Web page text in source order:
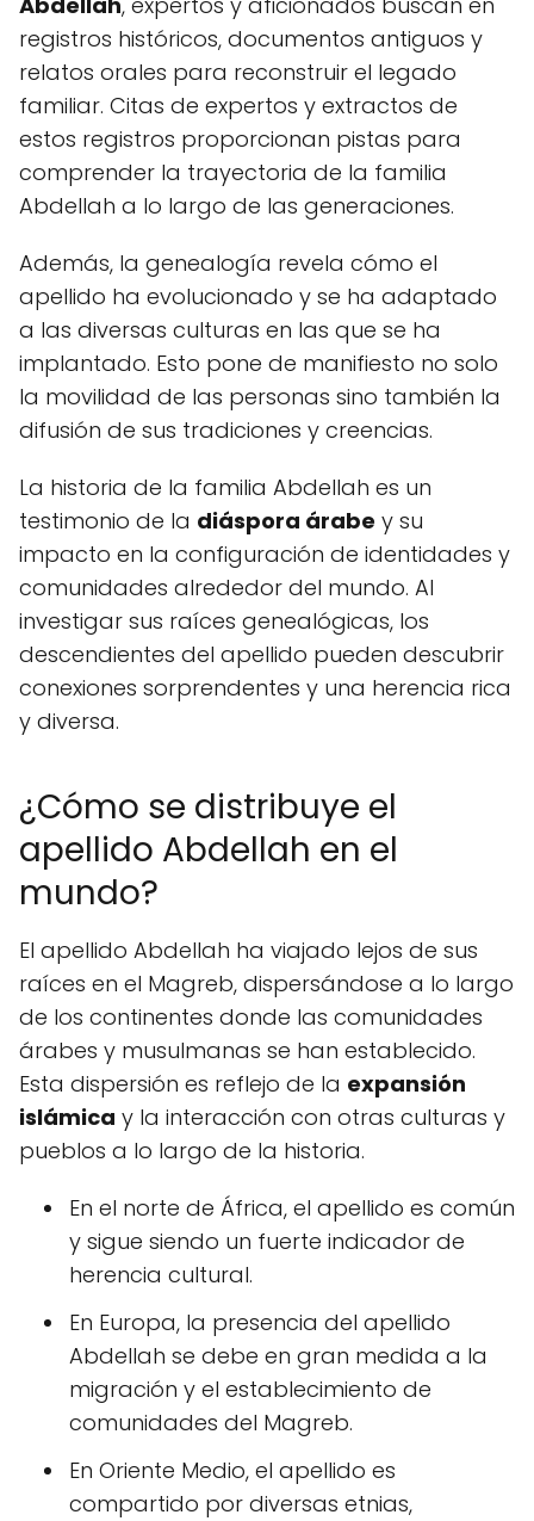
registros históricos, documentos antiguos y
relatos orales para reconstruir el legado
familiar. Citas de expertos y extractos de
estos registros proporcionan pistas para
comprender la trayectoria de la familia
Abdellah a lo largo de las generaciones.
Además, la genealogía revela cómo el
apellido ha evolucionado y se ha adaptado
a las diversas culturas en las que se ha
implantado. Esto pone de manifiesto no solo
la movilidad de las personas sino también la
difusión de sus tradiciones y creencias.
La historia de la familia Abdellah es un
testimonio de la diáspora árabe y su
impacto en la configuración de identidades y
comunidades alrededor del mundo. Al
investigar sus raíces genealógicas, los
descendientes del apellido pueden descubrir
conexiones sorprendentes y una herencia rica
y diversa.
¿Cómo se distribuye el
apellido Abdellah en el
mundo?
El apellido Abdellah ha viajado lejos de sus
raíces en el Magreb, dispersándose a lo largo
de los continentes donde las comunidades
árabes y musulmanas se han establecido.
Esta dispersión es reflejo de la expansión
islámica y la interacción con otras culturas y
pueblos a lo largo de la historia.
En el norte de África, el apellido es común
y sigue siendo un fuerte indicador de
herencia cultural.
En Europa, la presencia del apellido
Abdellah se debe en gran medida a la
migración y el establecimiento de
comunidades del Magreb.
En Oriente Medio, el apellido es
compartido por diversas etnias,